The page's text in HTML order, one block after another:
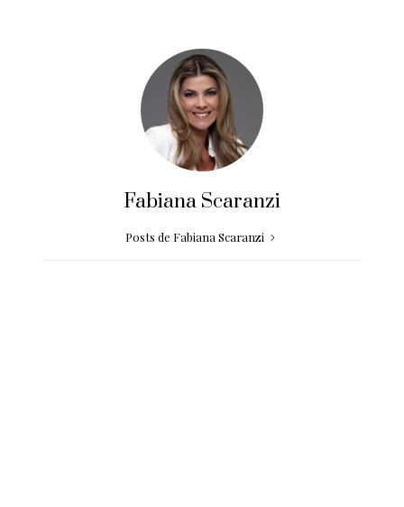
Fabiana Scaranzi
Posts de Fabiana Scaranzi